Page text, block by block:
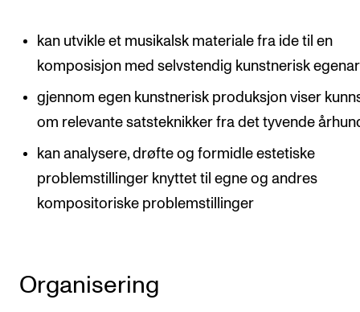
kan utvikle et musikalsk materiale fra ide til en
komposisjon med selvstendig kunstnerisk
gjennom egen kunstnerisk produksjon viser
om relevante satsteknikker fra det tyvende
kan analysere, drøfte og formidle estetiske
problemstillinger knyttet til egne og andres
kompositoriske problemstillinger
Organisering